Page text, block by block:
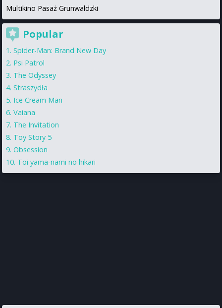
Multikino Pasaż Grunwaldzki
Popular
Spider-Man: Brand New Day
Psi Patrol
The Odyssey
Straszydła
Ice Cream Man
Vaiana
The Invitation
Toy Story 5
Obsession
Toi yama-nami no hikari